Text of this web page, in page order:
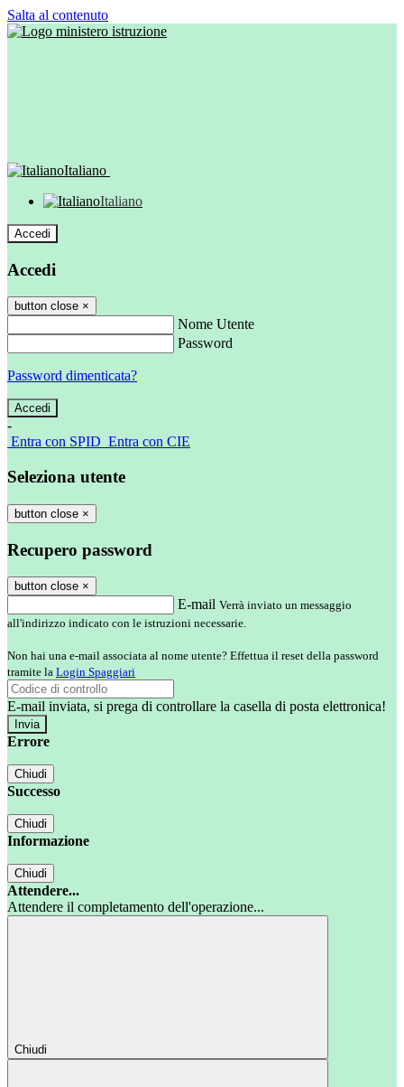
Salta al contenuto
Italiano
Italiano
Accedi
Accedi
button close ×
Nome Utente
Password
Password dimenticata?
-
Entra con SPID Entra con CIE
Seleziona utente
button close ×
Recupero password
button close ×
E-mail Verrà inviato un messaggio
all'indirizzo indicato con le istruzioni necessarie.
Non hai una e-mail associata al nome utente? Effettua il reset della password
tramite la Login Spaggiari
E-mail inviata, si prega di controllare la casella di posta elettronica!
Errore
Chiudi
Successo
Chiudi
Informazione
Chiudi
Attendere...
Attendere il completamento dell'operazione...
Chiudi